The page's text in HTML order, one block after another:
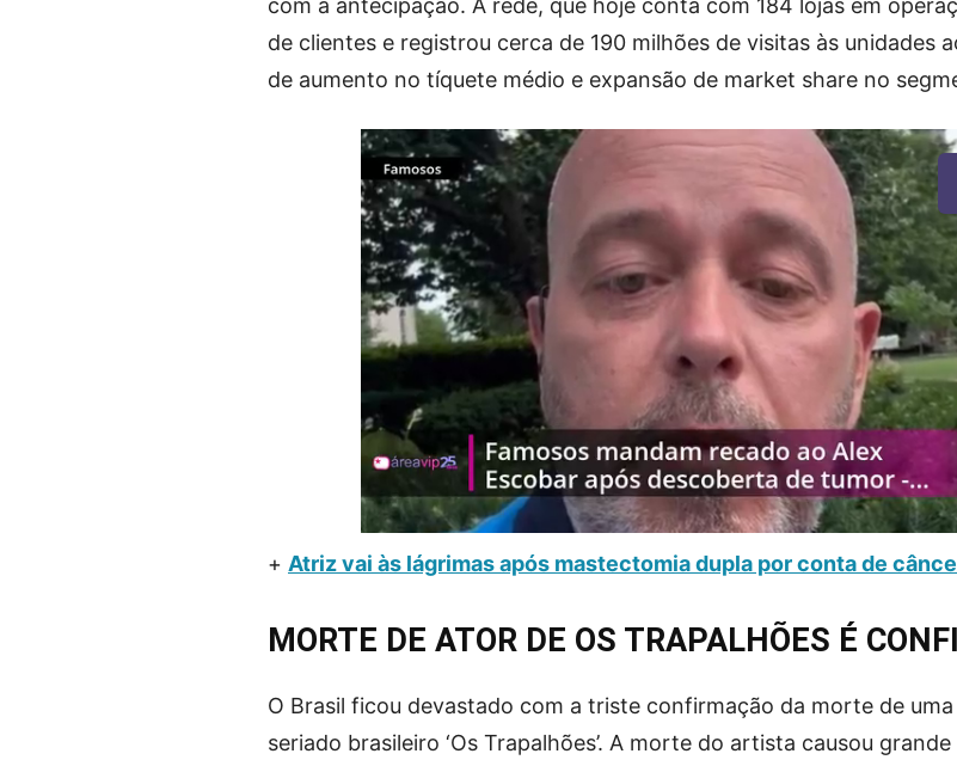
de clientes e registrou cerca de 190 milhões de visitas às unidades
de aumento no tíquete médio e expansão de market share no
+ Atriz vai às lágrimas após mastectomia dupla por conta de
MORTE DE ATOR DE OS TRAPALHÕES É
O Brasil ficou devastado com a triste confirmação da morte de
seriado brasileiro ‘Os Trapalhões’. A morte do artista causou